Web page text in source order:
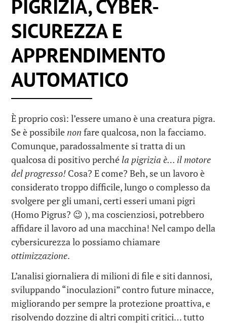
PIGRIZIA, CYBER-
SICUREZZA E
APPRENDIMENTO
AUTOMATICO
È proprio così: l’essere umano è una creatura pigra.
Se è possibilenon fare qualcosa, non la facciamo.
Comunque, paradossalmente si tratta di un
qualcosa di positivo perchéla pigrizia è… il motore
del progresso! Cosa? E come?Beh, se un lavoro è
considerato troppo diffcile, lungo o complesso da
svolgere per gli umani, certi esseri umani pigri
(Homo Pigrus? 😉 ), ma coscienziosi, potrebbero
affidare il lavoro ad una macchina! Nel campo della
cybersicurezza lo possiamo chiamare
ottimizzazione.
L’analisi giornaliera di milioni di file e siti dannosi,
sviluppando “inoculazioni” contro future minacce,
migliorando per sempre la protezione proattiva, e
risolvendo dozzine di altri compiti critici… tutto